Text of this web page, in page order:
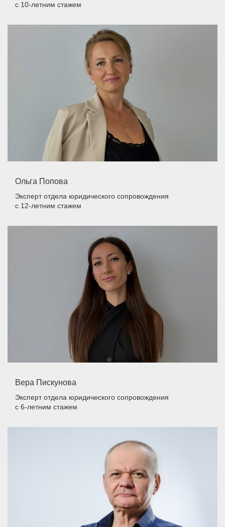
с 10-летним стажем
Ольга Попова
Эксперт отдела юридического сопровождения
с 12-летним стажем
Вера Пискунова
Эксперт отдела юридического сопровождения
с 6-летним стажем